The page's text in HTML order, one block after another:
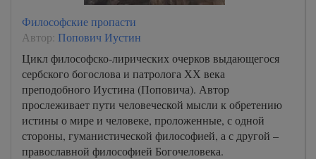
Философские пропасти
Автор: Попович Иустин
Цикл философско-лирических очерков выдающегося
сербского богослова и патролога ХХ века
преподобного Иустина (Поповича). Автор
прослеживает пути человеческой мысли к обретению
истины о мире и человеке, проложенные, с одной
стороны, гуманистической философией, а с другой –
православной философией Богочеловека.